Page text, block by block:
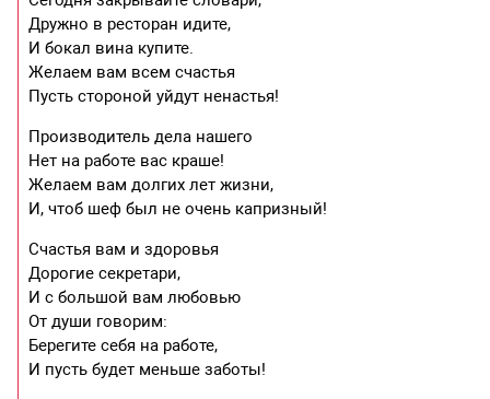
Дружно в ресторан идите,
И бокал вина купите.
Желаем вам всем счастья
Пусть стороной уйдут ненастья!
Производитель дела нашего
Нет на работе вас краше!
Желаем вам долгих лет жизни,
И, чтоб шеф был не очень капризный!
Счастья вам и здоровья
Дорогие секретари,
И с большой вам любовью
От души говорим:
Берегите себя на работе,
И пусть будет меньше заботы!